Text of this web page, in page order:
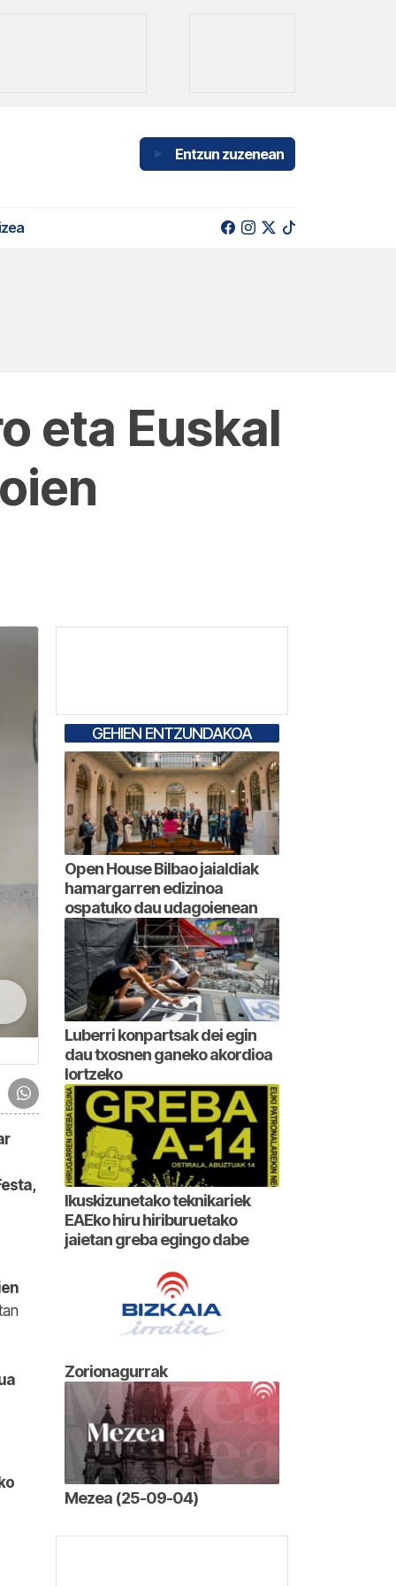
Entzun zuzenean
eta Euskal
GEHIEN ENTZUNDAKOA
Open House Bilbao jaialdiak
hamargarren edizinoa
ospatuko dau udagoienean
Luberri konpartsak dei egin
dau txosnen ganeko akordioa
lortzeko
Ikuskizunetako teknikariek
EAEko hiru hiriburuetako
jaietan greba egingo dabe
Zorionagurrak
Mezea (25-09-04)